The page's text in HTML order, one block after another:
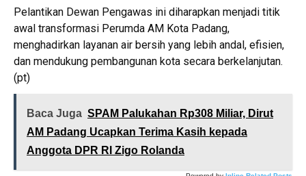
Pelantikan Dewan Pengawas ini diharapkan menjadi titik
awal transformasi Perumda AM Kota Padang,
menghadirkan layanan air bersih yang lebih andal, efisien,
dan mendukung pembangunan kota secara berkelanjutan.
(pt)
Baca Juga SPAM Palukahan Rp308 Miliar, Dirut
AM Padang Ucapkan Terima Kasih kepada
Anggota DPR RI Zigo Rolanda